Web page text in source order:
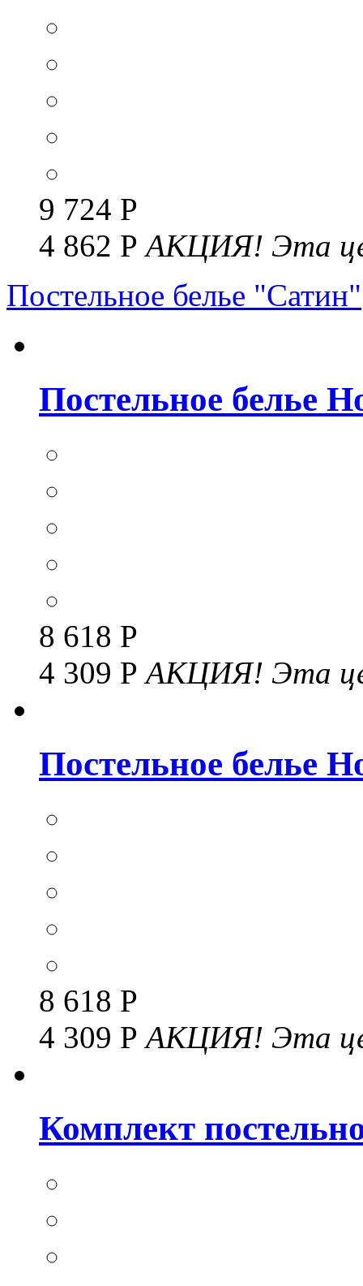
9 724 Р
4 862 РАКЦИЯ! Эта
Постельное белье "Сатин"
Постельное белье
8 618 Р
4 309 РАКЦИЯ! Эта
Постельное белье
8 618 Р
4 309 РАКЦИЯ! Эта
Комплект